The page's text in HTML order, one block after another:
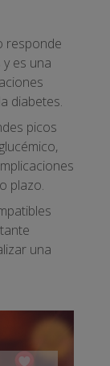
responde
es una
diabetes.
picos
plazo.
una